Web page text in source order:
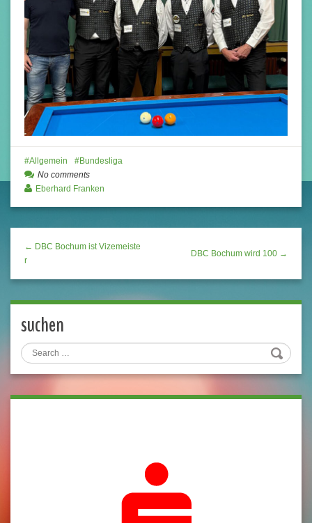
Allgemein
Bundesliga
No comments
Eberhard Franken
← DBC Bochum ist Vizemeiste
r
DBC Bochum wird 100 →
suchen
Search